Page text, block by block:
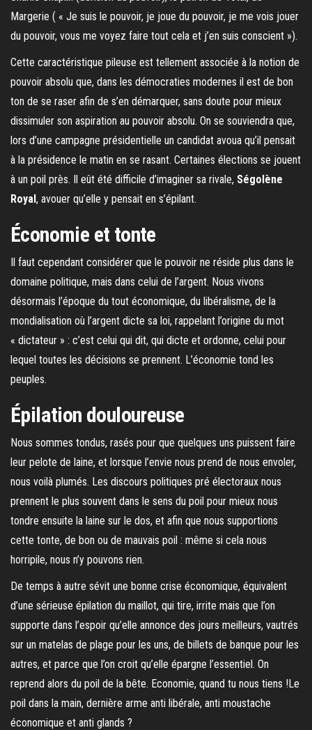
Margerie ( « Je suis le pouvoir, je joue du pouvoir, je me vois jouer
du pouvoir, vous me voyez faire tout cela et j’en suis conscient »).
Cette caractéristique pileuse est tellement associée à la notion de
pouvoir absolu que, dans les démocraties modernes il est de bon
ton de se raser afin de s’en démarquer, sans doute pour mieux
dissimuler son aspiration au pouvoir absolu. On se souviendra que,
lors d’une campagne présidentielle un candidat avoua qu’il pensait
à la présidence le matin en se rasant. Certaines élections se jouent
à un poil près. Il eût été difficile d’imaginer sa rivale, Ségolène
Royal, avouer qu’elle y pensait en s’épilant.
Économie et tonte
Il faut cependant considérer que le pouvoir ne réside plus dans le
domaine politique, mais dans celui de l’argent. Nous vivons
désormais l’époque du tout économique, du libéralisme, de la
mondialisation où l’argent dicte sa loi, rappelant l’origine du mot
« dictateur » : c’est celui qui dit, qui dicte et ordonne, celui pour
lequel toutes les décisions se prennent. L’économie tond les
peuples.
Épilation douloureuse
Nous sommes tondus, rasés pour que quelques uns puissent faire
leur pelote de laine, et lorsque l’envie nous prend de nous envoler,
nous voilà plumés. Les discours politiques pré électoraux nous
prennent le plus souvent dans le sens du poil pour mieux nous
tondre ensuite la laine sur le dos, et afin que nous supportions
cette tonte, de bon ou de mauvais poil : même si cela nous
horripile, nous n’y pouvons rien.
De temps à autre sévit une bonne crise économique, équivalent
d’une sérieuse épilation du maillot, qui tire, irrite mais que l’on
supporte dans l’espoir qu’elle annonce des jours meilleurs, vautrés
sur un matelas de plage pour les uns, de billets de banque pour les
autres, et parce que l’on croit qu’elle épargne l’essentiel. On
reprend alors du poil de la bête. Economie, quand tu nous tiens !Le
poil dans la main, dernière arme anti libérale, anti moustache
économique et anti glands ?